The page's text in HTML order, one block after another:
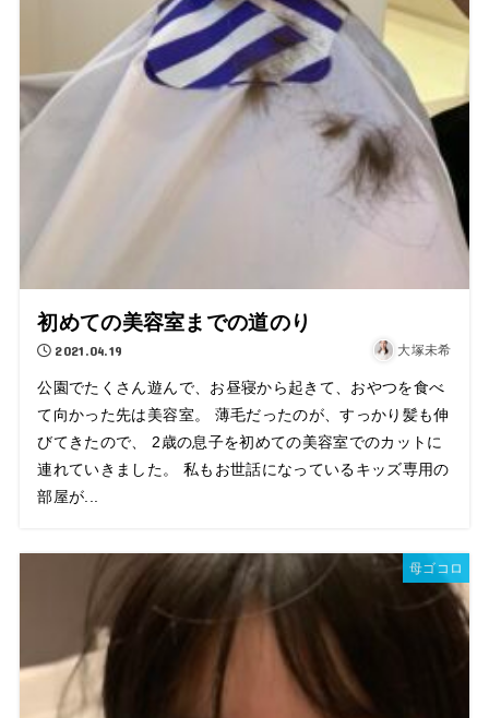
初めての美容室までの道のり
2021.04.19 大塚未希
公園でたくさん遊んで、お昼寝から起きて、おやつを食べ
て向かった先は美容室。 薄毛だったのが、すっかり髪も伸
びてきたので、 2歳の息子を初めての美容室でのカットに
連れていきました。 私もお世話になっているキッズ専用の
部屋が...
母ゴコロ